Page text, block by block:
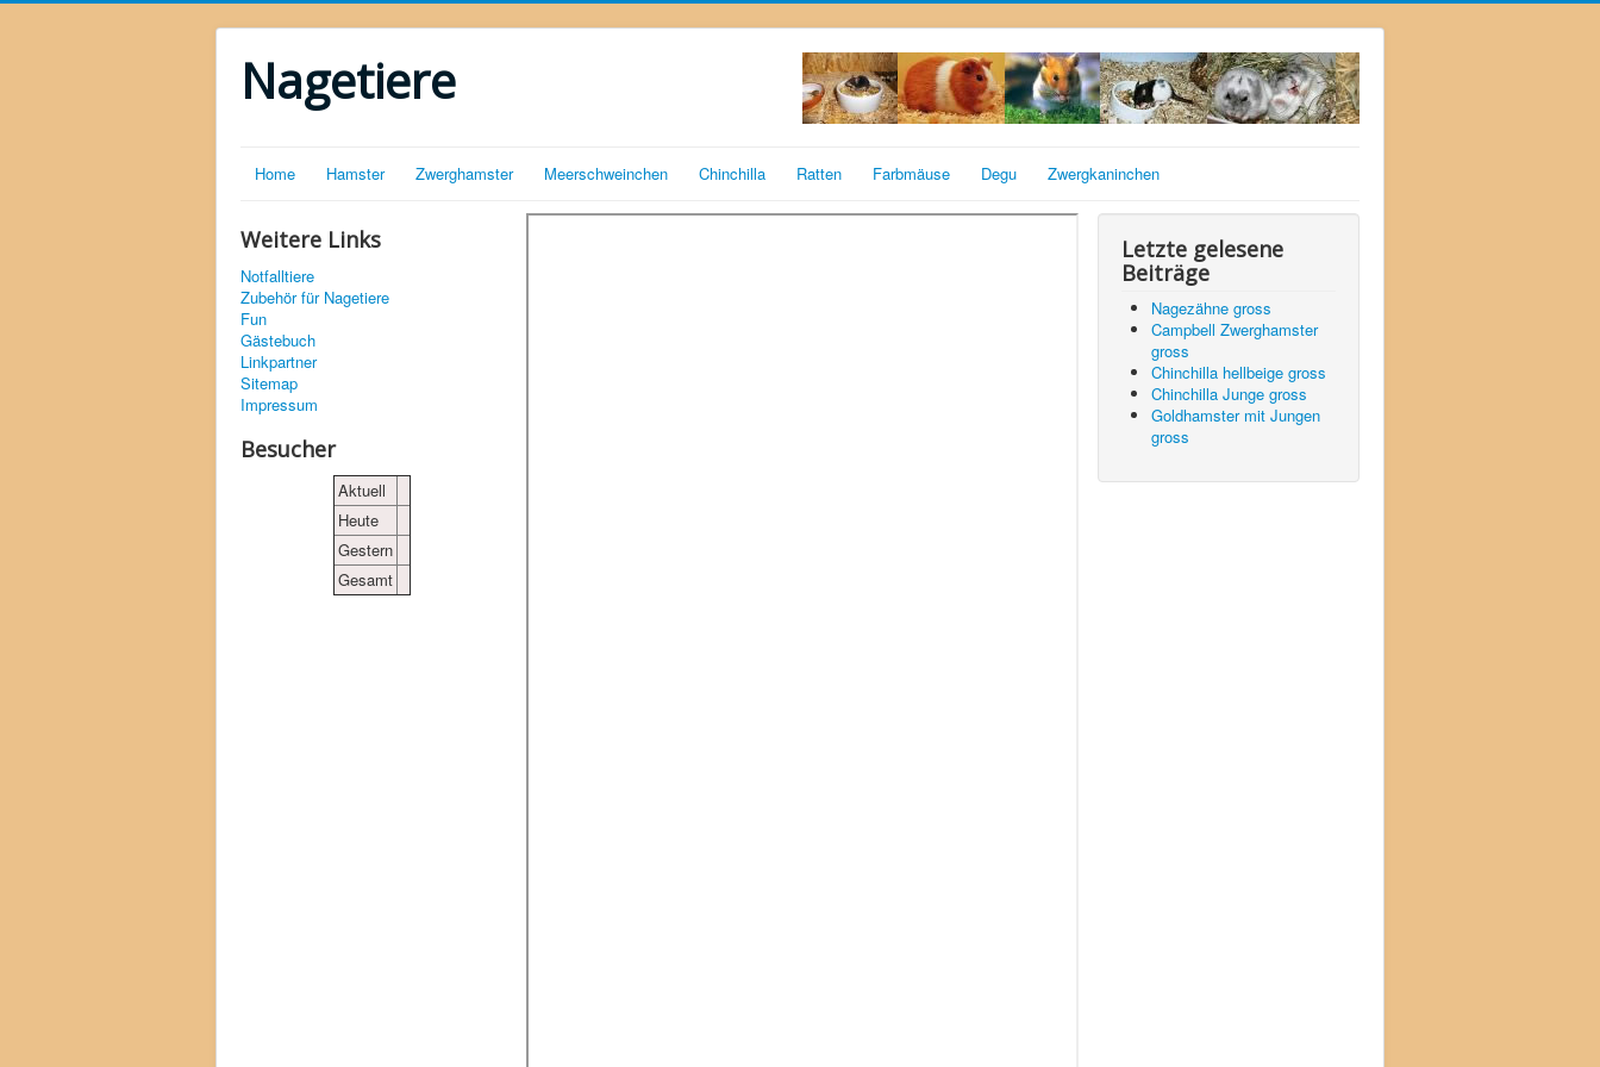
Nagetiere
Home Hamster Zwerghamster Meerschweinchen Chinchilla Ratten Farbmäuse Degu Zwergkaninchen
Weitere Links
Notfalltiere
Zubehör für Nagetiere
Fun
Gästebuch
Linkpartner
Sitemap
Impressum
Besucher
Aktuell
Heute
Gestern
Gesamt
Letzte gelesene
Beiträge
Nagezähne gross
Campbell Zwerghamster
gross
Chinchilla hellbeige gross
Chinchilla Junge gross
Goldhamster mit Jungen
gross